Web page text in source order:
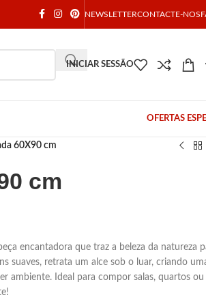
NEWSLETTERCONTACTE-NOS
INICIAR SESSÃO
OFERTAS
60X90 cm
cm
encantadora que traz a beleza da natureza
suaves, retrata um alce sob o luar, criando
ambiente. Ideal para compor salas, quartos ou